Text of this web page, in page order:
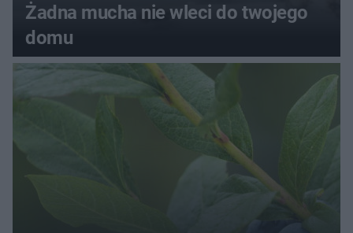
Żadna mucha nie wleci do twojego
domu